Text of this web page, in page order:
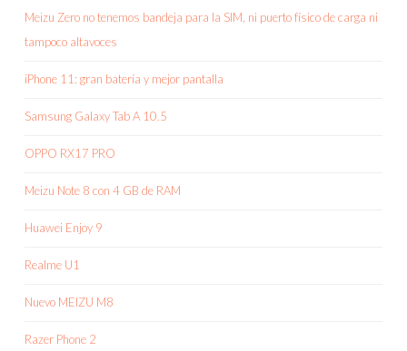
Meizu Zero no tenemos bandeja para la SIM, ni puerto físico de carga ni
tampoco altavoces
iPhone 11: gran batería y mejor pantalla
Samsung Galaxy Tab A 10.5
OPPO RX17 PRO
Meizu Note 8 con 4 GB de RAM
Huawei Enjoy 9
Realme U1
Nuevo MEIZU M8
Razer Phone 2